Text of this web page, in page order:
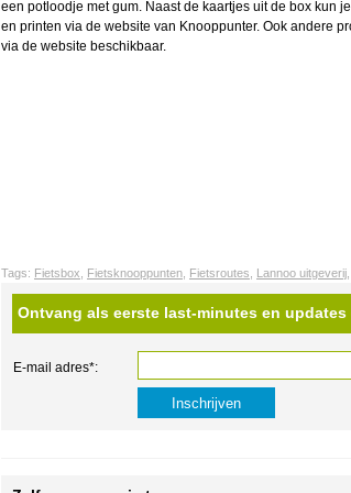
een potloodje met gum. Naast de kaartjes uit de box kun
en printen via de website van Knooppunter. Ook andere
via de website beschikbaar.
Tags: Fietsbox Fietsknooppunten Fietsroutes Lannoo uitgeverij
Ontvang als eerste last-minutes en
E-mail adres*: